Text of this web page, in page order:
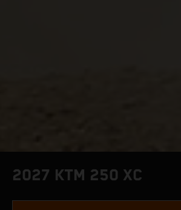
2027 KTM 250 XC